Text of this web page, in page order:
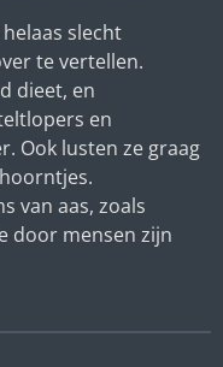
slecht
te vertellen.
dieet, en
en
Ook lusten ze graag
van aas, zoals
door mensen zijn